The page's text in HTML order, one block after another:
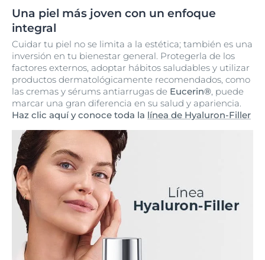
Una piel más joven con un enfoque
integral
Cuidar tu piel no se limita a la estética; también es una
inversión en tu bienestar general. Protegerla de los
factores externos, adoptar hábitos saludables y utilizar
productos dermatológicamente recomendados, como
las cremas y sérums antiarrugas de Eucerin®, puede
marcar una gran diferencia en su salud y apariencia.
Haz clic aquí y conoce toda la línea de Hyaluron-Filler